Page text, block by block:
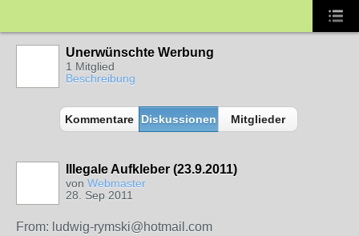
Unerwünschte Werbung
1 Mitglied
Beschreibung
Kommentare Diskussionen Mitglieder
Illegale Aufkleber (23.9.2011)
von Webmaster
28. Sep 2011
From: ludwig-rymski@hotmail.com